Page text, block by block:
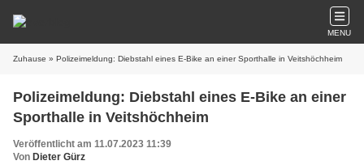
MENU
Zuhause » Polizeimeldung: Diebstahl eines E-Bike an einer Sporthalle in Veitshöchheim
Polizeimeldung: Diebstahl eines E-Bike an einer
Sporthalle in Veitshöchheim
Veröffentlicht am 11.07.2023 11:39
Von Dieter Gürz